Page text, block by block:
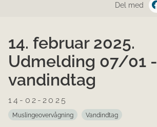
Del med
14. februar 2025.
Udmelding 07/01 -
vandindtag
14-02-2025
Muslingeovervågning Vandindtag